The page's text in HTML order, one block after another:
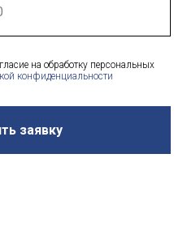
на обработку персональных
конфиденциальности
заявку